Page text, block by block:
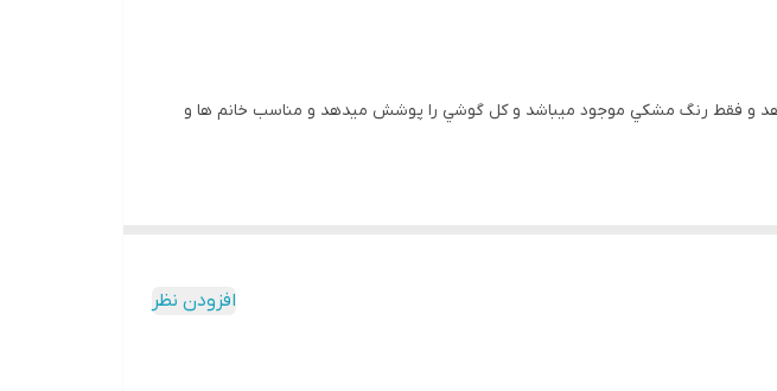
و فقط رنگ مشکي موجود ميباشد و کل گوشي را پوشش ميدهد و مناسب خانم ها و
افزودن نظر